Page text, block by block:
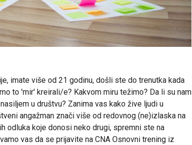
imate više od 21 godinu, došli ste do trenutka kada
to 'mir' kreirali/e? Kakvom miru težimo? Da li su nam
u društvu? Zanima vas kako žive ljudi u
angažman znači više od redovnog (ne)izlaska na
odluka koje donosi neko drugi, spremni ste na
vas da se prijavite na CNA Osnovni trening iz